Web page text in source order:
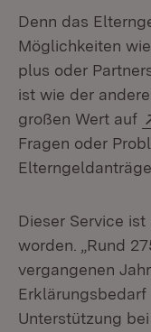
Denn das
Möglichkeiten
plus oder
ist wie der
großen Wert auf
Fragen oder
Dieser Service
worden. „Rund
vergangenen
Unterstützung